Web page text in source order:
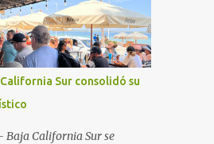
California Sur consolidó su
Baja California Sur se